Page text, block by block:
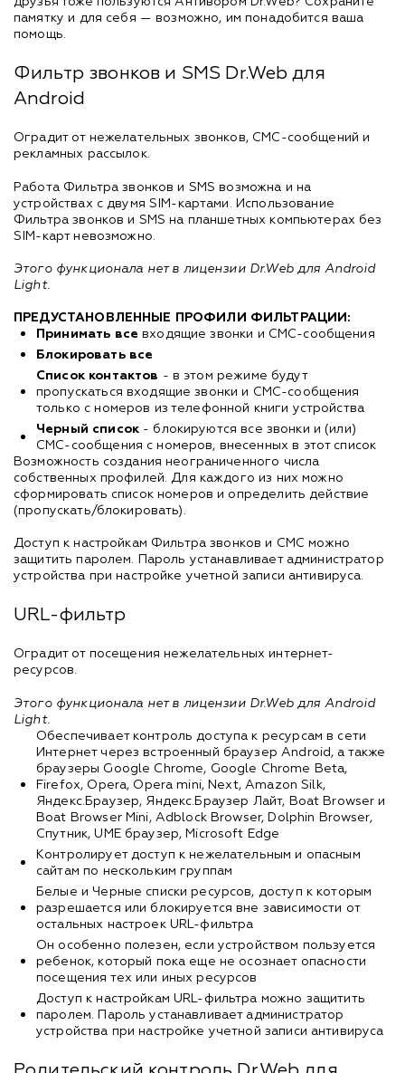
памятку и для себя — возможно, им понадобится ваша
помощь.
Фильтр звонков и SMS Dr.Web для
Android
Оградит от нежелательных звонков, СМС-сообщений и
рекламных рассылок.
Работа Фильтра звонков и SMS возможна и на
устройствах с двумя SIM-картами. Использование
Фильтра звонков и SMS на планшетных компьютерах без
SIM-карт невозможно.
Этого функционала нет в лицензии Dr.Web для Android
Light.
ПРЕДУСТАНОВЛЕННЫЕ ПРОФИЛИ ФИЛЬТРАЦИИ:
Принимать все входящие звонки и СМС-сообщения
Блокировать все
Список контактов - в этом режиме будут
пропускаться входящие звонки и СМС-сообщения
только с номеров из телефонной книги устройства
Черный список- блокируются все звонки и (или)
СМС-сообщения с номеров, внесенных в этот список
Возможность создания неограниченного числа
собственных профилей. Для каждого из них можно
сформировать список номеров и определить действие
(пропускать/блокировать).
Доступ к настройкам Фильтра звонков и СМС можно
защитить паролем. Пароль устанавливает администратор
устройства при настройке учетной записи антивируса.
URL-фильтр
Оградит от посещения нежелательных интернет-
ресурсов.
Этого функционала нет в лицензии Dr.Web для Android
Light.
Обеспечивает контроль доступа к ресурсам в сети
Интернет через встроенный браузер Android, а также
браузеры Google Chrome, Google Chrome Beta,
Firefox, Opera, Opera mini, Next, Amazon Silk,
Яндекс.Браузер, Яндекс.Браузер Лайт, Boat Browser и
Boat Browser Mini, Adblock Browser, Dolphin Browser,
Спутник, UME браузер, Microsoft Edge
Контролирует доступ к нежелательным и опасным
сайтам по нескольким группам
Белые и Черные списки ресурсов, доступ к которым
разрешается или блокируется вне зависимости от
остальных настроек URL-фильтра
Он особенно полезен, если устройством пользуется
ребенок, который пока еще не осознает опасности
посещения тех или иных ресурсов
Доступ к настройкам URL-фильтра можно защитить
паролем. Пароль устанавливает администратор
устройства при настройке учетной записи антивируса